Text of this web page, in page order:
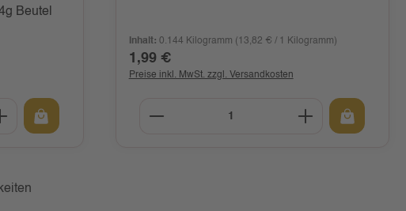
Beutel
den gewünschten Wert ein oder benutze die
Inhalt: 0.144 Kilogramm (13,82 € / 1 Kilogramm)
Regulärer Preis:
1,99 €
Preise inkl. MwSt. zzgl. Versandkosten
Produkt Anzahl: Gib den